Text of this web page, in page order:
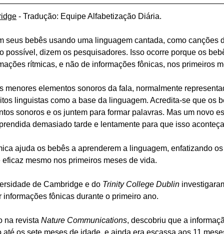
- Tradução: Equipe Alfabetização Diária.
seus bebês usando uma linguagem cantada, como canções
possível, dizem os pesquisadores. Isso ocorre porque os
rítmicas, e não de informações fônicas, nos primeiros
menores elementos sonoros da fala, normalmente
linguistas como a base da linguagem. Acredita-se que os
sonoros e os juntem para formar palavras. Mas um novo
demasiado tarde e lentamente para que isso
ajuda os bebês a aprenderem a linguagem, enfatizando
mesmo nos primeiros meses de vida.
de Cambridge e do Trinity College Dublin
fônicas durante o primeiro ano.
na revista Nature Communications, descobriu que a
até os sete meses de idade, e ainda era escassa aos 11